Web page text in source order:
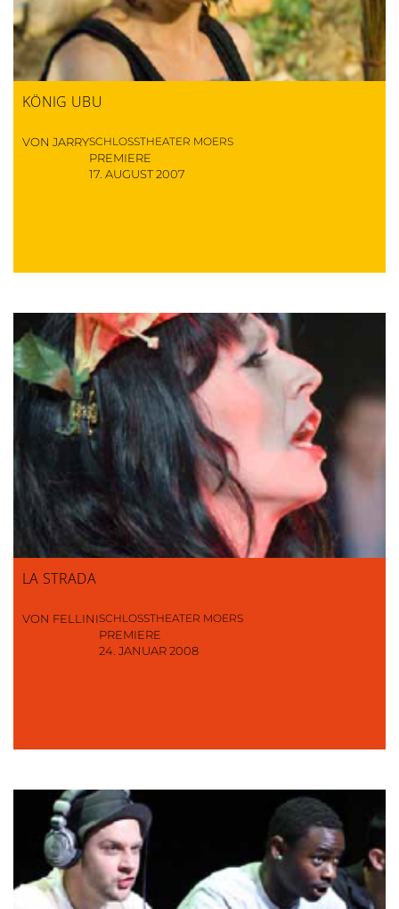
KÖNIG UBU
VON JARRYSCHLOSSTHEATER MOERS
PREMIERE
17. AUGUST 2007
LA STRADA
VON FELLINISCHLOSSTHEATER MOERS
PREMIERE
24. JANUAR 2008